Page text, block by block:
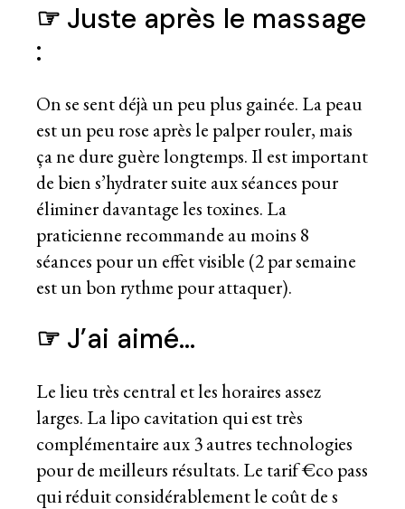
☞ Juste après le massage
:
On se sent déjà un peu plus gainée. La peau
est un peu rose après le palper rouler, mais
ça ne dure guère longtemps. Il est important
de bien s’hydrater suite aux séances pour
éliminer davantage les toxines. La
praticienne recommande au moins 8
séances pour un effet visible (2 par semaine
est un bon rythme pour attaquer).
☞ J’ai aimé…
Le lieu très central et les horaires assez
larges. La lipo cavitation qui est très
complémentaire aux 3 autres technologies
pour de meilleurs résultats. Le tarif €co pass
qui réduit considérablement le coût de s